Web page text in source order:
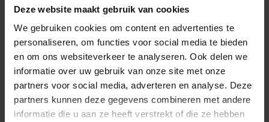
Deze website maakt gebruik van cookies
We gebruiken cookies om content en advertenties te
personaliseren, om functies voor social media te bieden
en om ons websiteverkeer te analyseren. Ook delen we
informatie over uw gebruik van onze site met onze
partners voor social media, adverteren en analyse. Deze
partners kunnen deze gegevens combineren met andere
informatie die u aan ze heeft verstrekt of die ze hebben
Klantenservice
Contact
Boutique
Verzendmethoden en betalen
Algemene Voorwaarden
Retourneren
Kortingscodes & Voorwaarden